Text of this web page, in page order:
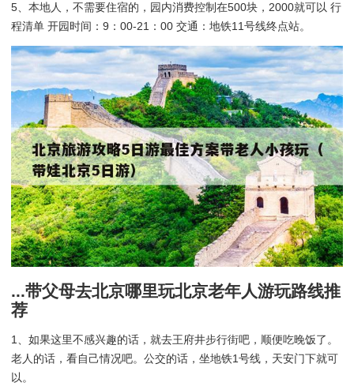
5、本地人，不需要住宿的，园内消费控制在500块，2000就可以 行
程清单 开园时间：9：00-21：00 交通：地铁11号线终点站。
...带父母去北京哪里玩北京老年人游玩路线推
荐
1、如果这里不感兴趣的话，就去王府井步行街吧，顺便吃晚饭了。
老人的话，看自己情况吧。公交的话，坐地铁1号线，天安门下就可
以。